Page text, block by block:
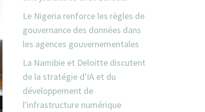
Le Nigeria renforce les règles de
gouvernance des données dans
les agences gouvernementales
La Namibie et Deloitte discutent
de la stratégie d'IA et du
développement de
l'infrastructure numérique